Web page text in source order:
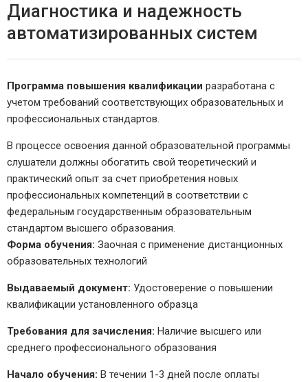
Диагностика и надежность
автоматизированных систем
Программа повышения квалификации разработана с
учетом требований соответствующих образовательных и
профессиональных стандартов.
В процессе освоения данной образовательной программы
слушатели должны обогатить свой теоретический и
практический опыт за счет приобретения новых
профессиональных компетенций в соответствии с
федеральным государственным образовательным
стандартом высшего образования.
Форма обучения: Заочная с применение дистанционных
образовательных технологий
Выдаваемый документ: Удостоверение о повышении
квалификации установленного образца
Требования для зачисления: Наличие высшего или
среднего профессионального образования
Начало обучения: В течении 1-3 дней после оплаты